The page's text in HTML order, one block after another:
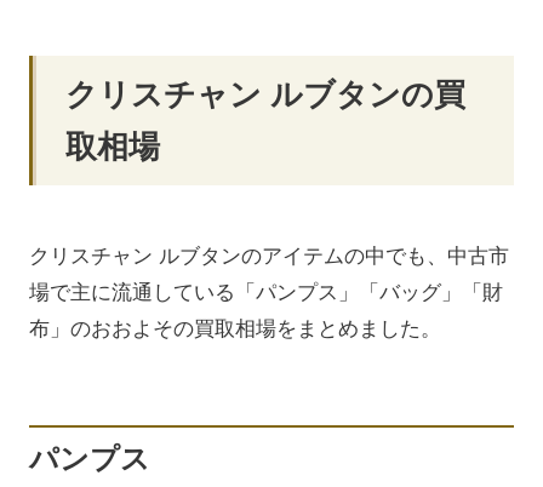
クリスチャン ルブタンの買
取相場
クリスチャン ルブタンのアイテムの中でも、中古市
場で主に流通している「パンプス」「バッグ」「財
布」のおおよその買取相場をまとめました。
パンプス